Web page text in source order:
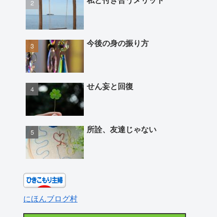
今後の身の振り方
せん妄と回復
所詮、友達じゃない
にほんブログ村